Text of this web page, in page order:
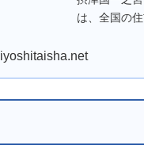
は、全国の